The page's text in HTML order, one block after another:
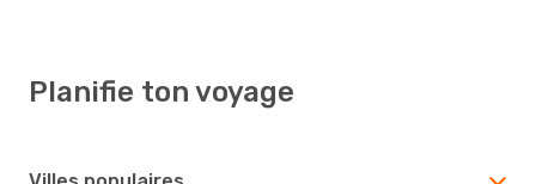
Planifie ton voyage